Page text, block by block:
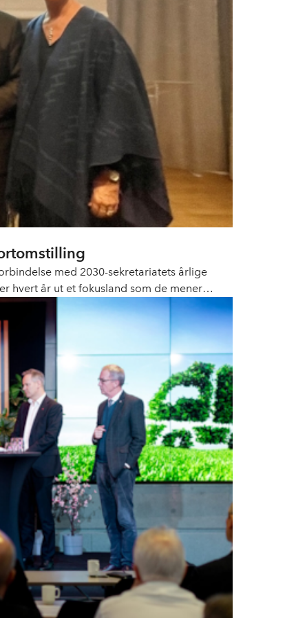
med 2030-sekretariatets årlige
hvert år ut et fokusland som de mener